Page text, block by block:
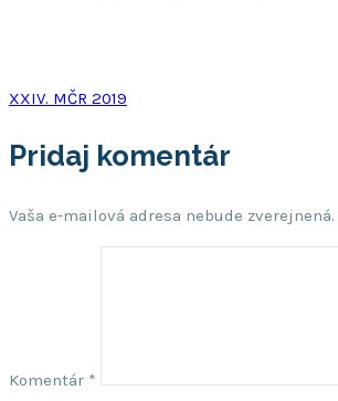
Post
navigation
XXIV. MČR 2019
Pridaj komentár
Vaša e-mailová adresa nebude zverejnená.
Komentár *